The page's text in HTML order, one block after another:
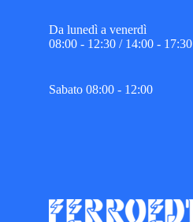
Da lunedì a venerdì
08:00 - 12:30 / 14:00 - 17:30
Sabato 08:00 - 12:00